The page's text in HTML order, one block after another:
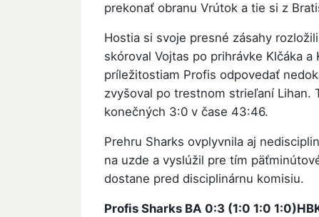
prekonať obranu Vrútok a tie si z
Hostia si svoje presné zásahy
skóroval Vojtas po prihrávke Klčáka
príležitostiam Profis odpovedať
zvyšoval po trestnom strieľaní Lihan.
konečných 3:0 v čase 43:46.
Prehru Sharks ovplyvnila aj
na uzde a vyslúžil pre tím
dostane pred disciplinárnu komisiu.
Profis Sharks BA 0:3 (1:0 1:0 1:0)